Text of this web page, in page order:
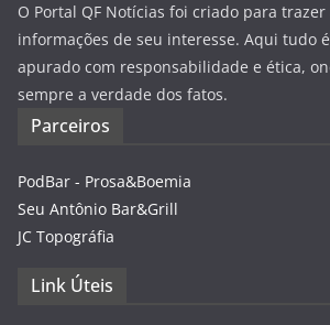
O Portal QF Notícias foi criado para trazer
informações de seu interesse. Aqui tudo
apurado com responsabilidade e ética,
sempre a verdade dos fatos.
Parceiros
PodBar - Prosa&Boemia
Seu Antônio Bar&Grill
JC Topográfia
Link Úteis